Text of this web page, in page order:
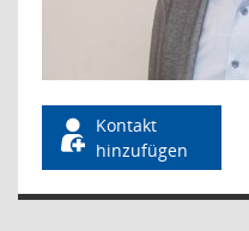
Kontakt
hinzufügen